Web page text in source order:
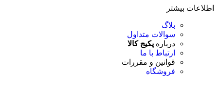
اطلاعات بیشتر
بلاگ
سوالات متداول
درباره پکیج کالا
ارتباط با ما
قوانین و مقررات
فروشگاه